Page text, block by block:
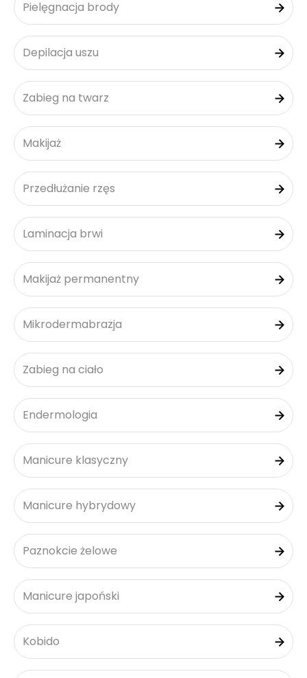
Pielęgnacja brody
Depilacja uszu
Zabieg na twarz
Makijaż
Przedłużanie rzęs
Laminacja brwi
Makijaż permanentny
Mikrodermabrazja
Zabieg na ciało
Endermologia
Manicure klasyczny
Manicure hybrydowy
Paznokcie żelowe
Manicure japoński
Kobido